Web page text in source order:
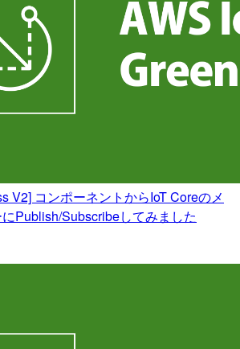
V2] コンポーネントからIoT Coreのメ
Publish/Subscribeしてみました